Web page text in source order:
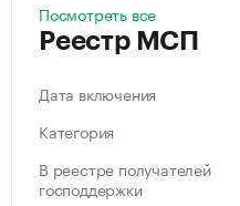
Посмотреть все
Реестр МСП
Дата включения
Категория
В реестре получателей
господдержки